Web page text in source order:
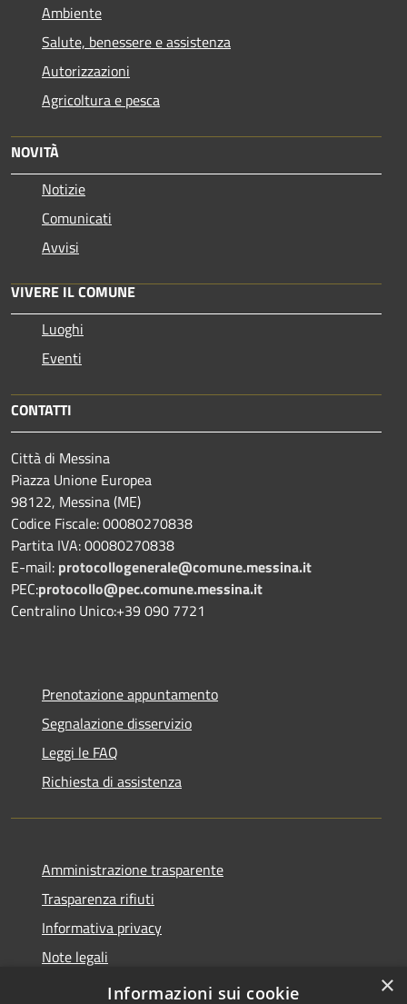
Ambiente
Salute, benessere e assistenza
Autorizzazioni
Agricoltura e pesca
NOVITÀ
Notizie
Comunicati
Avvisi
VIVERE IL COMUNE
Luoghi
Eventi
CONTATTI
Città di Messina
Piazza Unione Europea
98122, Messina (ME)
Codice Fiscale: 00080270838
Partita IVA: 00080270838
E-mail: protocollogenerale@comune.messina.it
PEC:protocollo@pec.comune.messina.it
Centralino Unico:+39 090 7721
Prenotazione appuntamento
Segnalazione disservizio
Leggi le FAQ
Richiesta di assistenza
Amministrazione trasparente
Trasparenza rifiuti
Informativa privacy
Note legali
Dichiarazione di accessibilità
×
Informazioni sui cookie